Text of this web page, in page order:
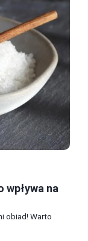
wpływa na
obiad! Warto